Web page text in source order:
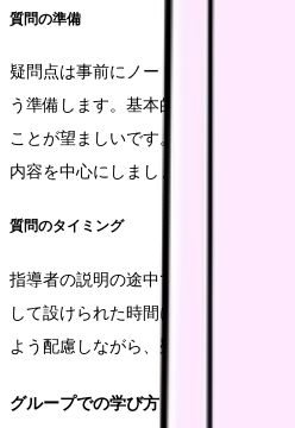
質問の準備
疑問点は事前にノートに整理し、適
う準備します。基本的な事項につい
ことが望ましいです。見学時の質問
内容を中心にしましょう。
質問のタイミング
指導者の説明の途中での質問は避け
して設けられた時間に行います。他
よう配慮しながら、疑問点を明確にし
グループでの学び方